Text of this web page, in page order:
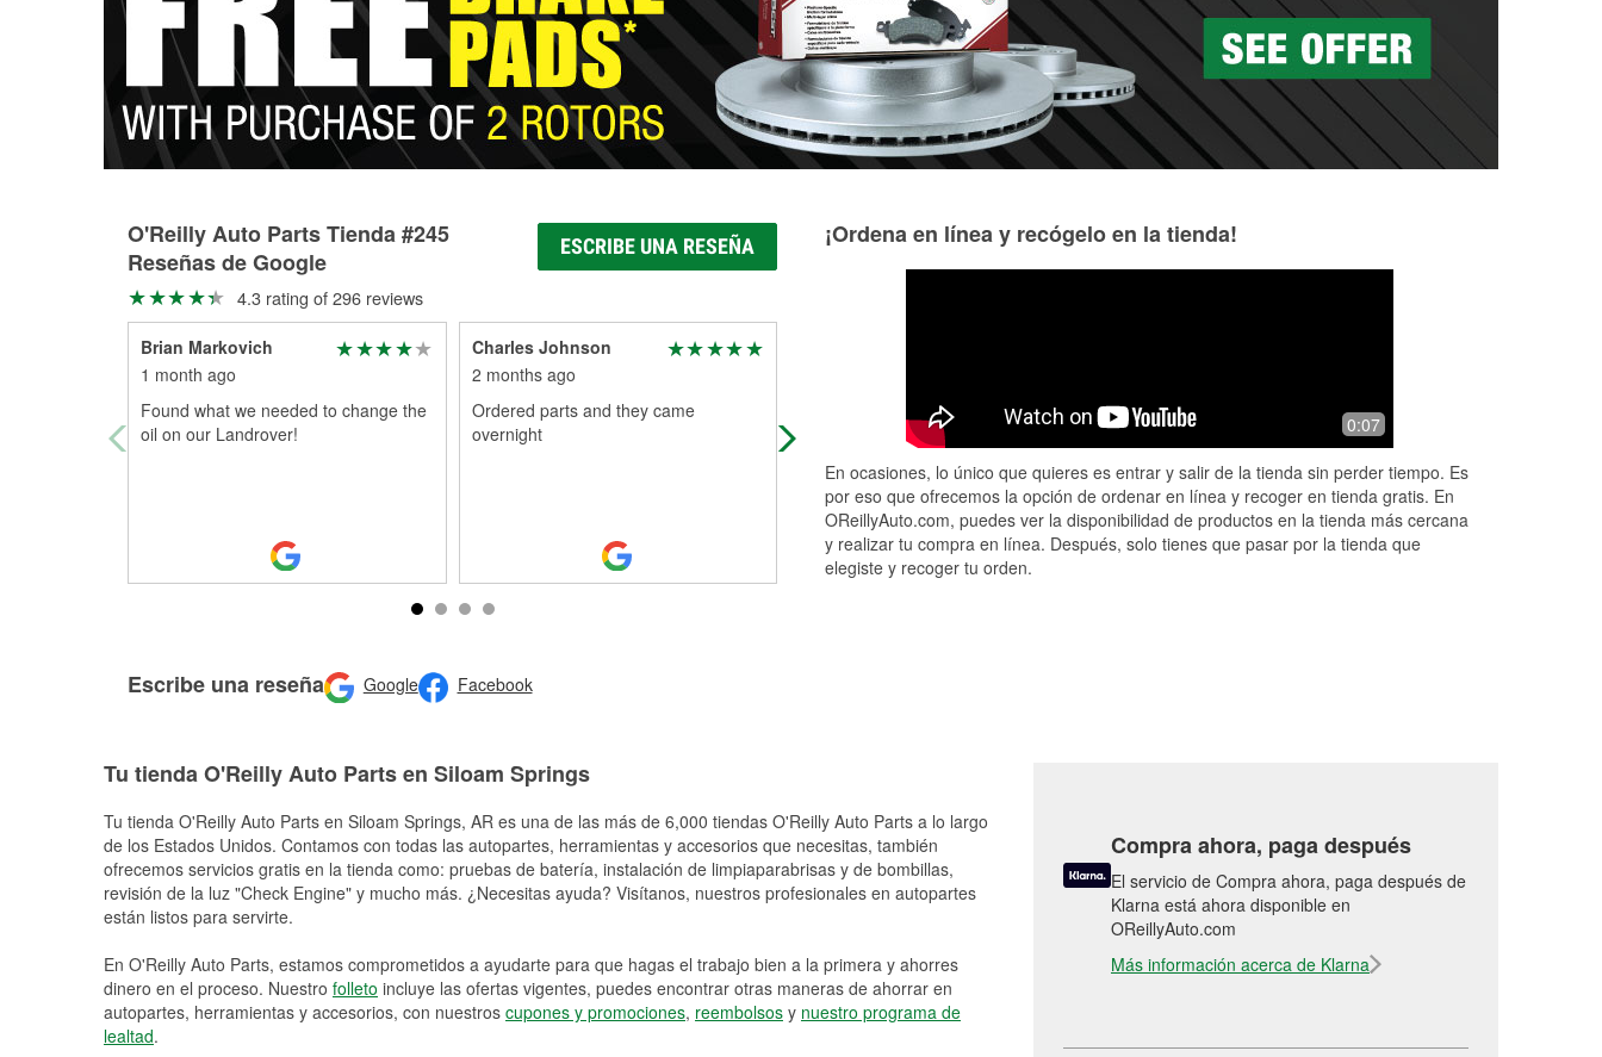
O'Reilly Auto Parts Tienda #245
Reseñas de Google
ESCRIBE UNA RESEÑA
4.3 rating of 296 reviews
Brian Markovich
1 month ago
Found what we needed to change the
oil on our Landrover!
Charles Johnson
2 months ago
Ordered parts and they came
overnight
I have been going to this location for
12 years. Literally been to the store
time excellent!
I like coming here because the staff is
very knowledgeable.
Escribe una reseña Google Facebook
¡Ordena en línea y recógelo en la tienda!
0:07
En ocasiones, lo único que quieres es entrar y salir de la tienda sin perder tiempo. Es
por eso que ofrecemos la opción de ordenar en línea y recoger en tienda gratis. En
OReillyAuto.com, puedes ver la disponibilidad de productos en la tienda más cercana
y realizar tu compra en línea. Después, solo tienes que pasar por la tienda que
elegiste y recoger tu orden.
Tu tienda O'Reilly Auto Parts en Siloam Springs
Tu tienda O'Reilly Auto Parts en Siloam Springs, AR es una de las más de 6,000 tiendas O'Reilly Auto Parts a lo largo
de los Estados Unidos. Contamos con todas las autopartes, herramientas y accesorios que necesitas, también
ofrecemos servicios gratis en la tienda como: pruebas de batería, instalación de limpiaparabrisas y de bombillas,
revisión de la luz "Check Engine" y mucho más. ¿Necesitas ayuda? Visítanos, nuestros profesionales en autopartes
están listos para servirte.
En O'Reilly Auto Parts, estamos comprometidos a ayudarte para que hagas el trabajo bien a la primera y ahorres
dinero en el proceso. Nuestro folleto incluye las ofertas vigentes, puedes encontrar otras maneras de ahorrar en
autopartes, herramientas y accesorios, con nuestros cupones y promociones, reembolsos y nuestro programa de
lealtad.
Compra ahora, paga después
El servicio de Compra ahora, paga después de
Klarna está ahora disponible en
OReillyAuto.com
Más información acerca de Klarna